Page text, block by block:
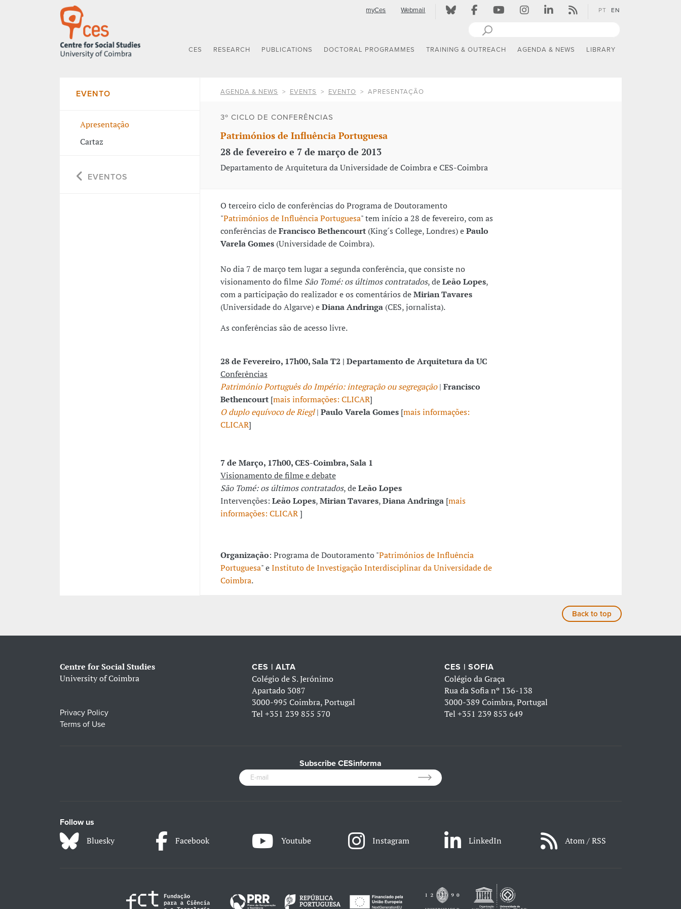
myCes Webmail PT EN
CES RESEARCH PUBLICATIONS DOCTORAL PROGRAMMES TRAINING & OUTREACH AGENDA & NEWS LIBRARY
EVENTO
Apresentação
Cartaz
EVENTOS
AGENDA & NEWS EVENTS EVENTO APRESENTAÇÃO
3º CICLO DE CONFERÊNCIAS
Patrimónios de Influência Portuguesa
28 de fevereiro e 7 de março de 2013
Departamento de Arquitetura da Universidade de Coimbra e CES-Coimbra
O terceiro ciclo de conferências do Programa de Doutoramento
"Patrimónios de Influência Portuguesa" tem início a 28 de fevereiro, com as
conferências deFrancisco Bethencourt(King´s College, Londres) ePaulo
Varela Gomes(Universidade de Coimbra).
No dia 7 de março tem lugar a segunda conferência, que consiste no
visionamento do filme São Tomé: os últimos contratados, deLeão Lopes,
com a participação do realizador e os comentários deMirian Tavares
(Universidade do Algarve) eDiana Andringa(CES, jornalista).
As conferências são de acesso livre.
28 de Fevereiro, 17h00, Sala T2 | Departamento de Arquitetura da UC
Conferências
Património Português do Império: integração ou segregação| Francisco
Bethencourt [mais informações: CLICAR]
O duplo equívoco de Riegl| Paulo Varela Gomes[mais informações:
CLICAR]
7 de Março, 17h00, CES-Coimbra, Sala 1
Visionamento de filme e debate
São Tomé: os últimos contratados, deLeão Lopes
Intervenções: Leão Lopes,Mirian Tavares,Diana Andringa[mais
informações: CLICAR]
Organização: Programa de Doutoramento "Patrimónios de Influência
Portuguesa" eInstituto de Investigação Interdisciplinar da Universidade de
Coimbra.
Back to top
Centre for Social Studies
University of Coimbra
Privacy Policy
Terms of Use
CES | ALTA
Colégio de S. Jerónimo
Apartado 3087
3000-995 Coimbra, Portugal
Tel+351 239 855 570
CES | SOFIA
Colégio da Graça
Rua da Sofia nº 136-138
3000-389 Coimbra, Portugal
Tel +351 239 853 649
Subscribe CESinforma
Follow us
Bluesky Facebook Youtube Instagram LinkedIn Atom / RSS